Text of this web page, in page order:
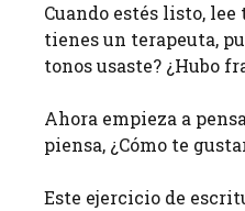
Cuando estés listo,
tienes un terapeuta,
tonos usaste? ¿Hubo
Ahora empieza a
piensa, ¿Cómo te
Este ejercicio de